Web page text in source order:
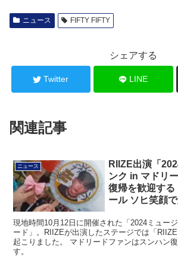
ニュース FIFTY FIFTY
シェアする
Twitter LINE
関連記事
ニュース
RIIZE出演「
ンク in マドリ
復帰を歓迎する
ール ソヒ笑顔
現地時間10月12日に開催された「2024ミュー
ード」。RIIZEが出演したステージでは「
起こりました。 マドリードファンはスンハン
す。